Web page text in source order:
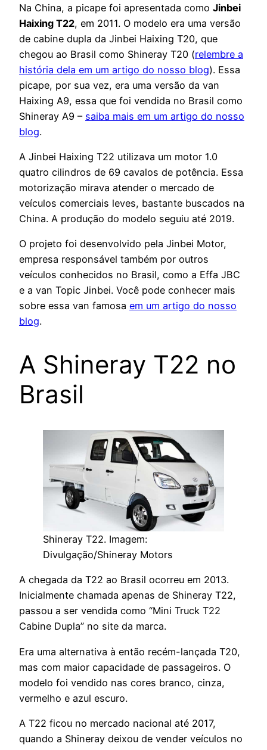
Na China, a picape foi apresentada como Jinbei
Haixing T22, em 2011. O modelo era uma versão
de cabine dupla da Jinbei Haixing T20, que
chegou ao Brasil como Shineray T20 (relembre a
história dela em um artigo do nosso blog). Essa
picape, por sua vez, era uma versão da van
Haixing A9, essa que foi vendida no Brasil como
Shineray A9 – saiba mais em um artigo do nosso
blog.
A Jinbei Haixing T22 utilizava um motor 1.0
quatro cilindros de 69 cavalos de potência. Essa
motorização mirava atender o mercado de
veículos comerciais leves, bastante buscados na
China. A produção do modelo seguiu até 2019.
O projeto foi desenvolvido pela Jinbei Motor,
empresa responsável também por outros
veículos conhecidos no Brasil, como a Effa JBC
e a van Topic Jinbei. Você pode conhecer mais
sobre essa van famosa em um artigo do nosso
blog.
A Shineray T22 no
Brasil
Shineray T22. Imagem:
Divulgação/Shineray Motors
A chegada da T22 ao Brasil ocorreu em 2013.
Inicialmente chamada apenas de Shineray T22,
passou a ser vendida como “Mini Truck T22
Cabine Dupla” no site da marca.
Era uma alternativa à então recém-lançada T20,
mas com maior capacidade de passageiros. O
modelo foi vendido nas cores branco, cinza,
vermelho e azul escuro.
A T22 ficou no mercado nacional até 2017,
quando a Shineray deixou de vender veículos no